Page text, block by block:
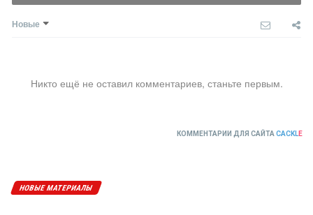
Новые
Никто ещё не оставил комментариев, станьте первым.
КОММЕНТАРИИ ДЛЯ САЙТА CACKLE
НОВЫЕ МАТЕРИАЛЫ